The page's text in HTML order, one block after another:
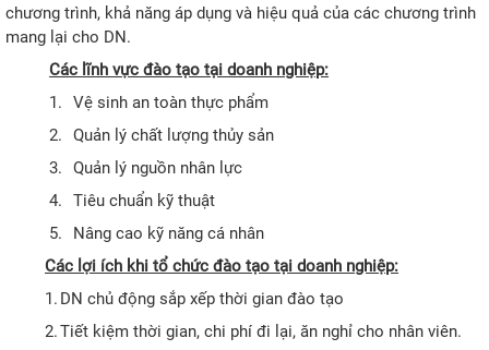
chương trình, khả năng áp dụng và hiệu quả của các chương trình
mang lại cho DN.
Các lĩnh vực đào tạo tại doanh nghiệp:
1.
Vệ sinh an toàn thực phẩm
2.
Quản lý chất lượng thủy sản
3.
Quản lý nguồn nhân lực
4.
Tiêu chuẩn kỹ thuật
5.
Nâng cao kỹ năng cá nhân
Các lợi ích khi tổ chức đào tạo tại doanh nghiệp:
1. DN chủ động sắp xếp thời gian đào tạo
2.Tiết kiệm thời gian, chi phí đi lại, ăn nghỉ cho nhân viên.